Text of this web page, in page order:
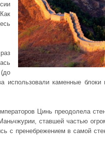
использовали каменные
Цинь преодолела
ставшей частью
с пренебрежением в самой